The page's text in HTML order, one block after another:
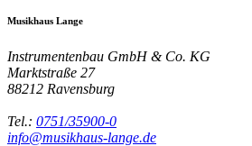
Musikhaus Lange
Instrumentenbau GmbH & Co. KG
Marktstraße 27
88212 Ravensburg
Tel.: 0751/35900-0
info@musikhaus-lange.de